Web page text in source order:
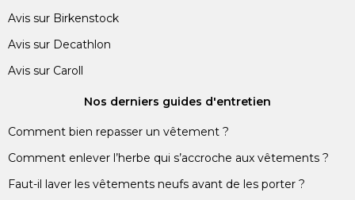
Avis sur Birkenstock
Avis sur Decathlon
Avis sur Caroll
Nos derniers guides d'entretien
Comment bien repasser un vêtement ?
Comment enlever l’herbe qui s’accroche aux vêtements ?
Faut-il laver les vêtements neufs avant de les porter ?